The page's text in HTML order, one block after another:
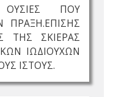
ΟΥΣΙΕΣ ΠΟΥ
ΠΡΑΞΗ.ΕΠΙΣΗΣ
ΤΗΣ ΣΚΙΕΡΑΣ
ΙΩΔΙΟΥΧΩΝ
ΙΣΤΟΥΣ.